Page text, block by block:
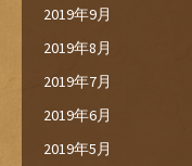
2019年9月
2019年8月
2019年7月
2019年6月
2019年5月